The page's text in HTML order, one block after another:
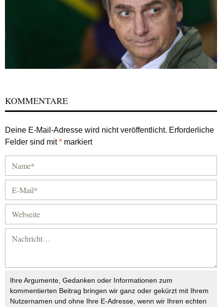
KOMMENTARE
Deine E-Mail-Adresse wird nicht veröffentlicht. Erforderliche
Felder sind mit* markiert
Ihre Argumente, Gedanken oder Informationen zum
kommentierten Beitrag bringen wir ganz oder gekürzt mit Ihrem
Nutzernamen und ohne Ihre E-Adresse, wenn wir Ihren echten